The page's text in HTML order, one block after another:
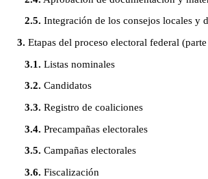
2.5. Integración de los consejos locales y
3. Etapas del proceso electoral federal
3.1. Listas nominales
3.2. Candidatos
3.3. Registro de coaliciones
3.4. Precampañas electorales
3.5. Campañas electorales
3.6. Fiscalización